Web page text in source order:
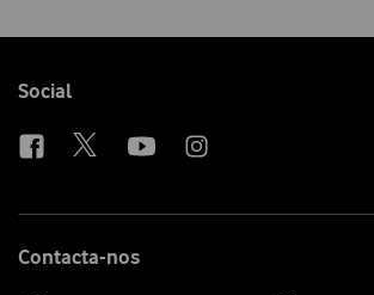
Follow
Social
Contacta-nos